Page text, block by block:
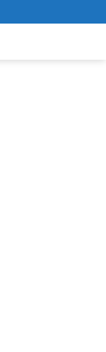
Negeri 1 Dogiyai